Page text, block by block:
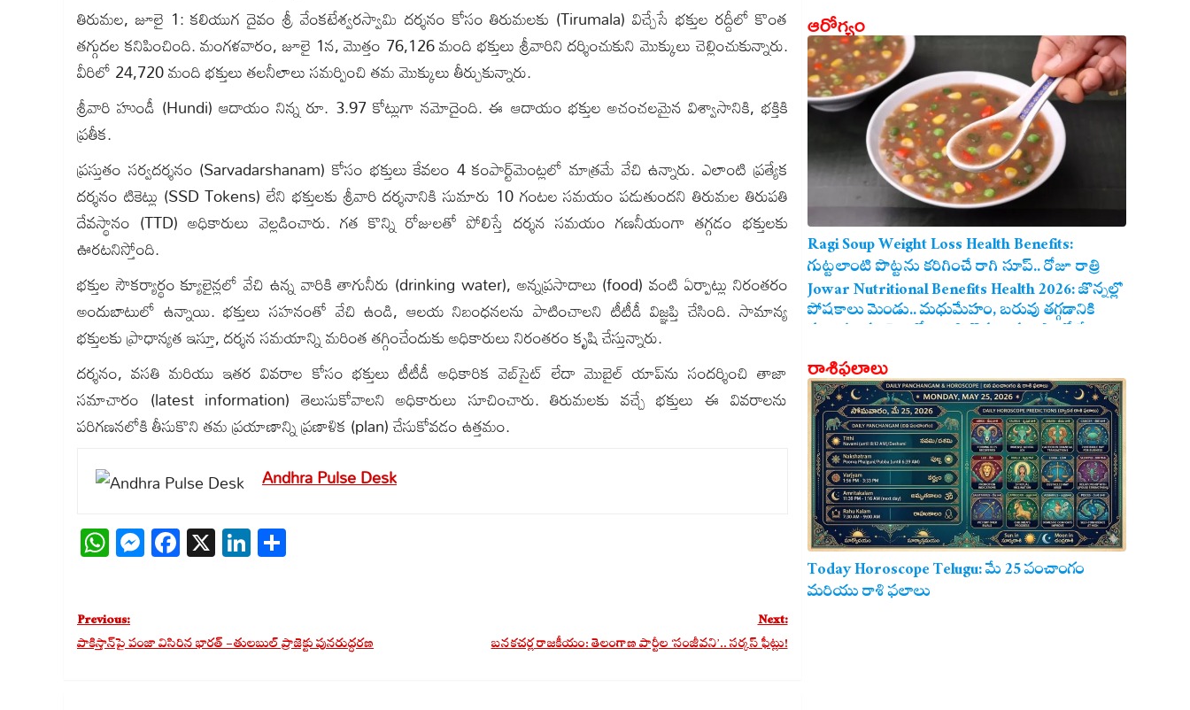
తిరుమల, జూలై 1: కలియుగ దైవం శ్రీ వేంకటేశ్వరస్వామి దర్శనం కోసం తిరుమలకు (Tirumala) విచ్చేసే భక్తుల రద్దీలో కొంత
తగ్గుదల కనిపించింది. మంగళవారం, జూలై 1న, మొత్తం 76,126 మంది భక్తులు శ్రీవారిని దర్శించుకుని మొక్కులు చెల్లించుకున్నారు.
వీరిలో 24,720 మంది భక్తులు తలనీలాలు సమర్పించి తమ మొక్కులు తీర్చుకున్నారు.
శ్రీవారి హుండీ (Hundi) ఆదాయం నిన్న రూ. 3.97 కోట్లుగా నమోదైంది. ఈ ఆదాయం భక్తుల అచంచలమైన విశ్వాసానికి, భక్తికి
ప్రతీక.
ప్రస్తుతం సర్వదర్శనం (Sarvadarshanam) కోసం భక్తులు కేవలం 4 కంపార్ట్‌మెంట్లలో మాత్రమే వేచి ఉన్నారు. ఎలాంటి ప్రత్యేక
దర్శనం టికెట్లు (SSD Tokens) లేని భక్తులకు శ్రీవారి దర్శనానికి సుమారు 10 గంటల సమయం పడుతుందని తిరుమల తిరుపతి
దేవస్థానం (TTD) అధికారులు వెల్లడించారు. గత కొన్ని రోజులతో పోలిస్తే దర్శన సమయం గణనీయంగా తగ్గడం భక్తులకు
ఊరటనిస్తోంది.
భక్తుల సౌకర్యార్థం క్యూలైన్లలో వేచి ఉన్న వారికి తాగునీరు (drinking water), అన్నప్రసాదాలు (food) వంటి ఏర్పాట్లు నిరంతరం
అందుబాటులో ఉన్నాయి. భక్తులు సహనంతో వేచి ఉండి, ఆలయ నిబంధనలను పాటించాలని టీటీడీ విజ్ఞప్తి చేసింది. సామాన్య
భక్తులకు ప్రాధాన్యత ఇస్తూ, దర్శన సమయాన్ని మరింత తగ్గించేందుకు అధికారులు నిరంతరం కృషి చేస్తున్నారు.
దర్శనం, వసతి మరియు ఇతర వివరాల కోసం భక్తులు టీటీడీ అధికారిక వెబ్‌సైట్ లేదా మొబైల్ యాప్‌ను సందర్శించి తాజా
సమాచారం (latest information) తెలుసుకోవాలని అధికారులు సూచించారు. తిరుమలకు వచ్చే భక్తులు ఈ వివరాలను
పరిగణనలోకి తీసుకొని తమ ప్రయాణాన్ని ప్రణాళిక (plan) చేసుకోవడం ఉత్తమం.
Andhra Pulse Desk
WhatsApp
Messenger
Facebook
X LinkedIn
Post
navigation
Previous:
పాకిస్తాన్‌పై పంజా విసిరిన భారత్ – తులబుల్ ప్రాజెక్టు పునరుద్ధరణ
Next:
బనకచర్ల రాజకీయం: తెలంగాణ పార్టీల ‘సంజీవని’.. సర్కస్ ఫీట్లు!
ఆరోగ్యం
Ragi Soup Weight Loss Health Benefits:
గుట్టలాంటి పొట్టను కరిగించే రాగి సూప్.. రోజూ రాత్రి
తాగితే బరువు తగ్గడం ఖాయం!
Jowar Nutritional Benefits Health 2026: జొన్నల్లో
పోషకాలు మెండు.. మధుమేహం, బరువు తగ్గడానికి
మరియు గుండె ఆరోగ్యానికి జొన్న అన్నం ఎంతో మేలు!
రాశిఫలాలు
Today Horoscope Telugu: మే 25 పంచాంగం
మరియు రాశి ఫలాలు